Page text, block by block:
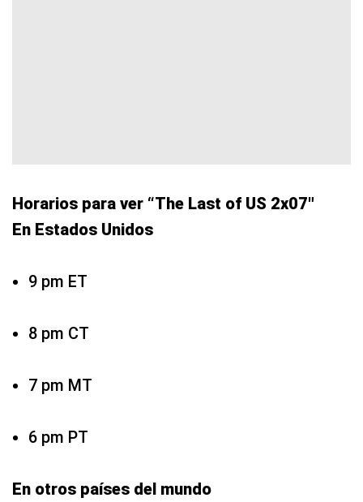
Horarios para ver “The Last of US 2x07″
En Estados Unidos
9 pm ET
8 pm CT
7 pm MT
6 pm PT
En otros países del mundo